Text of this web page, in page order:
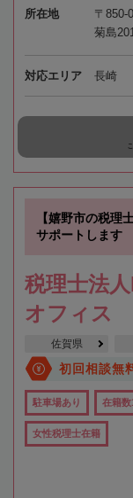
所在地
〒850-
菊島
対応エリア 長崎
【嬉野市の税理
サポートします
税理士法
オフィス
佐賀県
初回相談無
駐車場あり 在籍数
女性税理士在籍